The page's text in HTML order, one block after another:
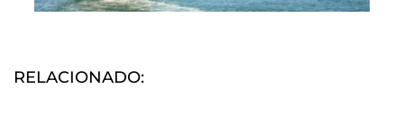
RELACIONADO: